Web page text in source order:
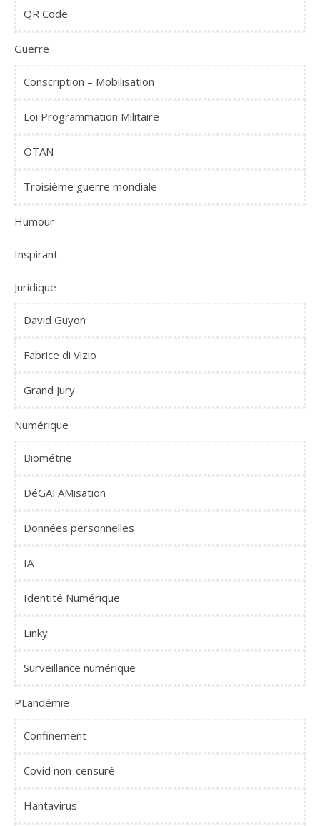
QR Code
Guerre
Conscription – Mobilisation
Loi Programmation Militaire
OTAN
Troisième guerre mondiale
Humour
Inspirant
Juridique
David Guyon
Fabrice di Vizio
Grand Jury
Numérique
Biométrie
DéGAFAMisation
Données personnelles
IA
Identité Numérique
Linky
Surveillance numérique
PLandémie
Confinement
Covid non-censuré
Hantavirus